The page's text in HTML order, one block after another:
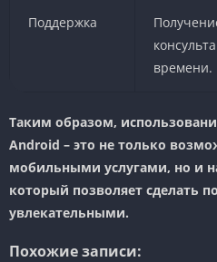
Поддержка
времени.
Таким образом,
Android – это не только
мобильными услугами, но и
который позволяет сделать
увлекательными.
Похожие записи: